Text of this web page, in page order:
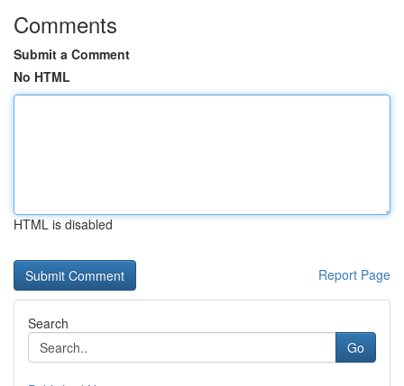
Comments
Submit a Comment
No HTML
HTML is disabled
Report Page
Search
Go